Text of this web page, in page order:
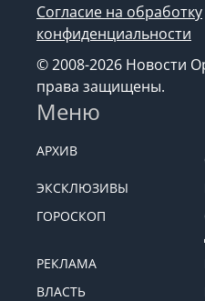
Согласие на обработку
конфиденциальности
© 2008-2026 Новости
права защищены.
Меню
АРХИВ
ЭКСКЛЮЗИВЫ
ГОРОСКОП
РЕКЛАМА
ВЛАСТЬ